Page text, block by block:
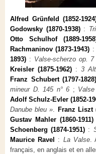
Alfred Grünfeld (1852-
Godowsky (1870-1938) :
Otto Schulhof (1889-
Rachmaninov (1873-1943)
1893) : Valse-scherzo op. 7
Kreisler (1875-1962) :3
Franz Schubert (1797-1828)
mineur D. 145 n° 6 ;
Adolf Schulz-Evler (1852-
Danube bleu »
Franz Liszt
Gustav Mahler (1860-1911)
Schoenberg (1874-1951) :
Maurice Ravel : La Valse.
français, en anglais et en